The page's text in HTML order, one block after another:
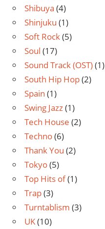
Shibuya (4)
Shinjuku (1)
Soft Rock(5)
Soul (17)
Sound Track (OST)(1)
South Hip Hop(2)
Spain (1)
Swing Jazz(1)
Tech House (2)
Techno(6)
Thank You (2)
Tokyo(5)
Top Hits of(1)
Trap(3)
Turntablism (3)
UK(10)